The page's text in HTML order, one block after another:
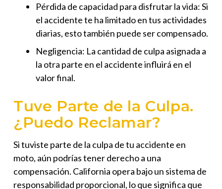
Pérdida de capacidad para disfrutar la vida: Si
el accidente te ha limitado en tus actividades
diarias, esto también puede ser compensado.
Negligencia: La cantidad de culpa asignada a
la otra parte en el accidente influirá en el
valor final.
Tuve Parte de la Culpa.
¿Puedo Reclamar?
Si tuviste parte de la culpa de tu accidente en
moto, aún podrías tener derecho a una
compensación. California opera bajo un sistema de
responsabilidad proporcional, lo que significa que